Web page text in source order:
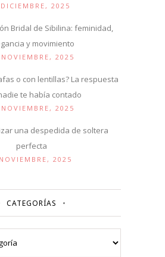
2025
Bridal de Sibilina: feminidad,
y movimiento
2025
o con lentillas? La respuesta
te había contado
2025
una despedida de soltera
perfecta
2025
CATEGORÍAS